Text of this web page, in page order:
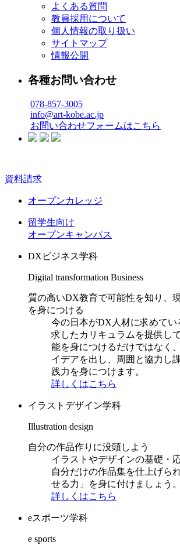
よくある質問
教員採用について
個人情報の取り扱い
サイトマップ
情報公開
各種お問い合わせ
078-857-3005
info@art-kobe.ac.jp
お問い合わせフォームはこちら
資料請求
オープンカレッジ
留学生向け
オープンキャンパス
DXビジネス学科
Digital transformation Business
質の高いDX教育で可能性を知り、
を身につける
今の日本がDX人材に求めてい
求したカリキュラムを提供し
能を身につけるだけではなく
イデアを出し、周囲と協力し
践力を身につけます。
詳しくはこちら
イラストデザイン学科
Illustration design
自分の作品作りに没頭しよう
イラストやデザインの基礎・
自分だけの作品集を仕上げら
せる力」を身に付けましょう。
詳しくはこちら
eスポーツ学科
e sports